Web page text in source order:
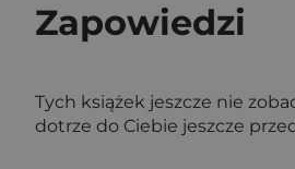
Zapowiedzi
Tych książek jeszcze nie
dotrze do Ciebie jeszcze